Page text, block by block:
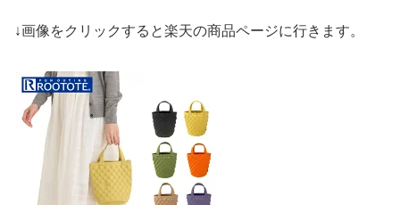
↓画像をクリックすると楽天の商品ページに行きます。